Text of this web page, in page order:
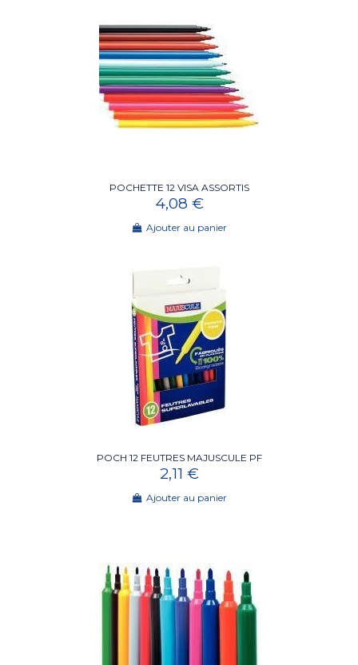
POCHETTE 12 VISA ASSORTIS
4,08 €
Ajouter au panier
POCH 12 FEUTRES MAJUSCULE PF
2,11 €
Ajouter au panier